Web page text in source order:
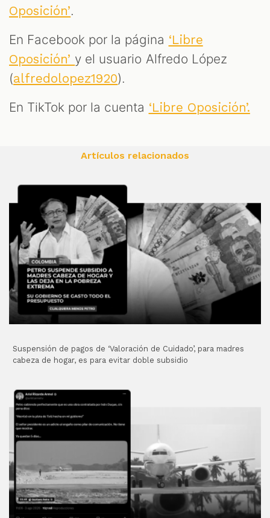
Oposición’.
En Facebook por la página ‘Libre
Oposición’ y el usuario Alfredo López
(alfredolopez1920).
En TikTok por la cuenta ‘Libre Oposición’.
Artículos relacionados
Suspensión de pagos de ‘Valoración de Cuidado’, para madres
cabeza de hogar, es para evitar doble subsidio